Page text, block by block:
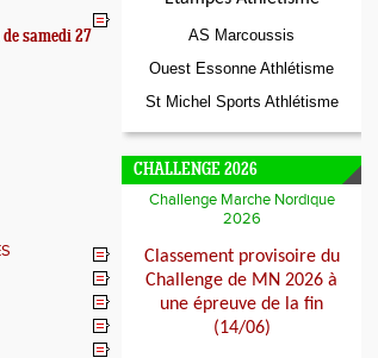
samedi 27
AS Marcoussis
Ouest Essonne Athlétisme
St Michel Sports Athlétisme
CHALLENGE 2026
Challenge Marche Nordique
2026
Classement provisoire du
Challenge de MN 2026 à
une épreuve de la fin
(14/06)